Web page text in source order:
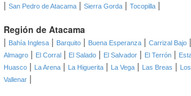
| San Pedro de Atacama | Sierra Gorda | Tocopilla |
Región de Atacama
| Bahía Inglesa | Barquito | Buena Esperanza | Carrizal Bajo |
Almagro | El Corral | El Salado | El Salvador | El Terrón |
Huasco | La Arena | La Higuerita | La Vega | Las Breas |
Vallenar |